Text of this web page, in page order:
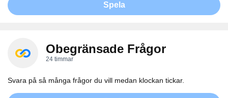
Spela
Obegränsade Frågor
24 timmar
Svara på så många frågor du vill medan klockan tickar.